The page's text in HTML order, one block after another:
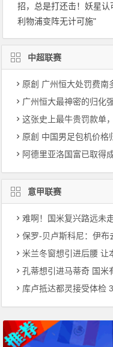
招，总是打还击！妖星认
利物浦变阵无计可施"
中超联赛
原創 广州恒大处罚费南多身后
广州恒大最神密的归化强援将
这张史上最牛贵罚款单
原創 中国男足包机价格归国？完毕
阿德里亚洛国富已取得成功归化！
意甲联赛
难啊！国米复兴路远未
保罗-贝卢斯科尼：伊布
米兰冬窗想引进后腰 让
孔蒂想引进马蒂奇 国米
库卢抵达都灵接受体检